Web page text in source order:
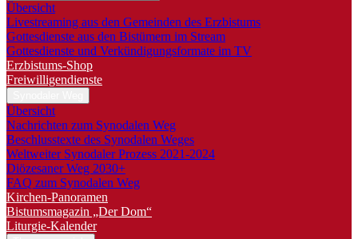
Übersicht
Livestreaming aus den Gemeinden des Erzbistums
Gottesdienste aus den Bistümern im Stream
Gottesdienste und Verkündigungsformate im TV
Erzbistums-Shop
Freiwilligendienste
Übersicht
Nachrichten zum Synodalen Weg
Beschlusstexte des Synodalen Weges
Weltweiter Synodaler Prozess 2021-2024
Diözesaner Weg 2030+
FAQ zum Synodalen Weg
Kirchen-Panoramen
Bistumsmagazin „Der Dom“
Liturgie-Kalender